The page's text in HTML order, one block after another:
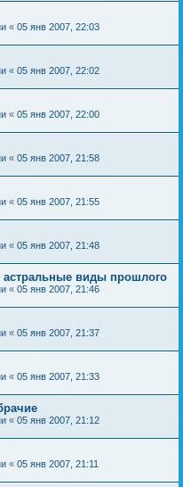
« 05 янв 2007, 22:03
« 05 янв 2007, 22:02
« 05 янв 2007, 22:00
« 05 янв 2007, 21:58
« 05 янв 2007, 21:55
« 05 янв 2007, 21:48
виды прошлого
« 05 янв 2007, 21:46
« 05 янв 2007, 21:37
« 05 янв 2007, 21:33
« 05 янв 2007, 21:12
« 05 янв 2007, 21:11